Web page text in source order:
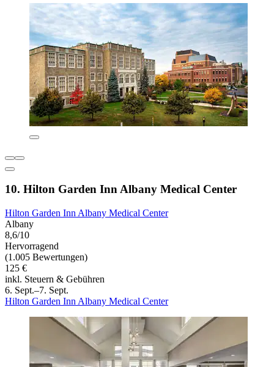
10. Hilton Garden Inn Albany Medical Center
Hilton Garden Inn Albany Medical Center
Albany
8,6/10
Hervorragend
(1.005 Bewertungen)
125 €
inkl. Steuern & Gebühren
6. Sept.–7. Sept.
Hilton Garden Inn Albany Medical Center